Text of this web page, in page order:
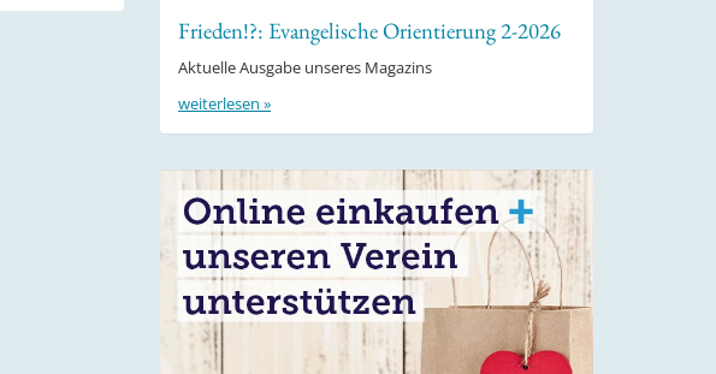
Frieden!?: Evangelische Orientierung 2-2026
Aktuelle Ausgabe unseres Magazins
weiterlesen »